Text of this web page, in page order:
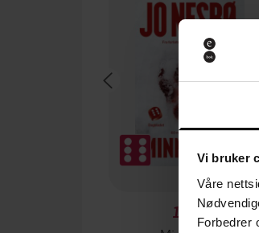
Vi bruker
Våre
Forbedrer
129,-